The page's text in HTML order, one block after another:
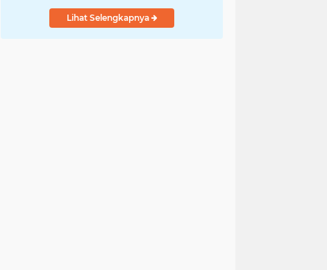
Lihat Selengkapnya